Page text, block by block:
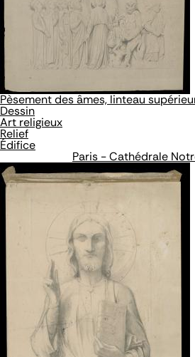
Pèsement des âmes, linteau
Dessin
Art religieux
Relief
Édifice
Paris - Cathédrale